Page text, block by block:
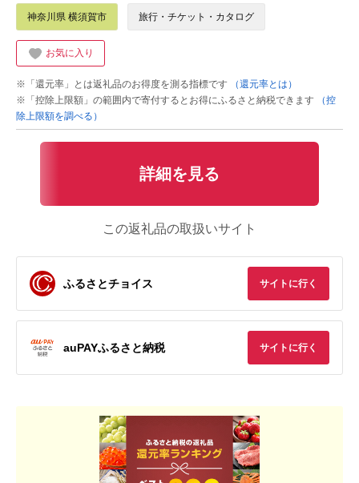
神奈川県 横須賀市 旅行・チケット・カタログ
お気に入り
※「還元率」とは返礼品のお得度を測る指標です
（還元率とは）
※「控除上限額」の範囲内で寄付するとお得にふるさと納税できます
（控
除上限額を調べる）
詳細を見る
この返礼品の取扱いサイト
ふるさとチョイス サイトに行く
auPAYふるさと納税 サイトに行く